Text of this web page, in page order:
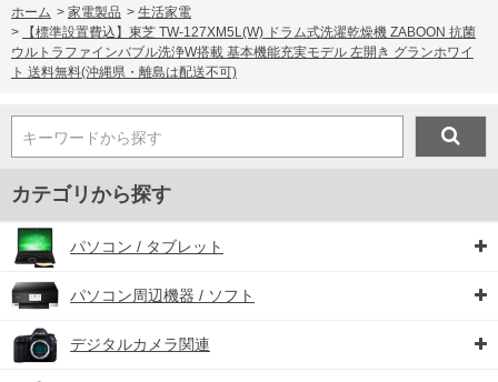
ホーム > 家電製品 > 生活家電
>
【標準設置費込】東芝 TW-127XM5L(W) ドラム式洗濯乾燥機 ZABOON 抗菌
ウルトラファインバブル洗浄W搭載 基本機能充実モデル 左開き グランホワイ
ト 送料無料(沖縄県・離島は配送不可)
キーワードから探す
カテゴリから探す
パソコン / タブレット
パソコン周辺機器 / ソフト
デジタルカメラ関連